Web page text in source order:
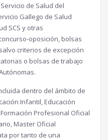
de Salud del
Gallego de Salud
SCS y otras
oposición, bolsas
criterios de excepción
o bolsas de trabajo
dentro del ámbito de
Infantil, Educación
Profesional Oficial
Master Oficial
por tanto de una